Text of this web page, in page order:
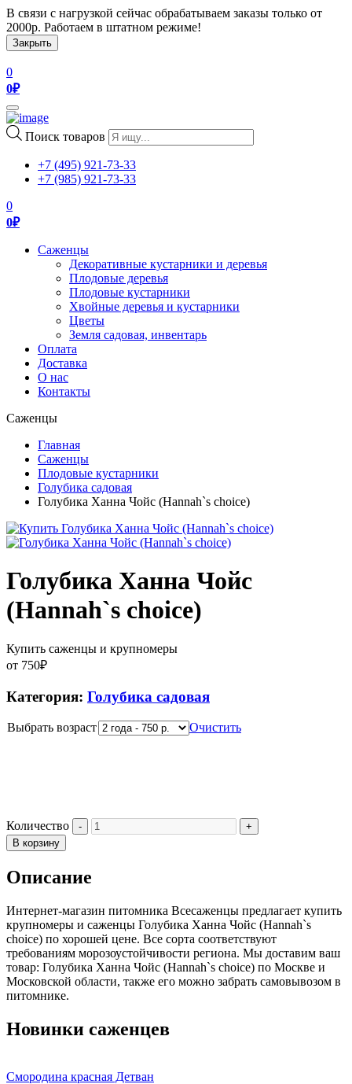
В связи с нагрузкой сейчас обрабатываем заказы только от
2000р. Работаем в штатном режиме!
Закрыть
0
0₽
Toggle
navigation
Поиск товаров
+7 (495) 921-73-33
+7 (985) 921-73-33
0
0₽
Саженцы
Декоративные кустарники и деревья
Плодовые деревья
Плодовые кустарники
Хвойные деревья и кустарники
Цветы
Земля садовая, инвентарь
Оплата
Доставка
О нас
Контакты
Саженцы
Главная
Саженцы
Плодовые кустарники
Голубика садовая
Голубика Ханна Чойс (Hannah`s choice)
Голубика Ханна Чойс
(Hannah`s choice)
Купить саженцы и крупномеры
от 750₽
Категория: Голубика садовая
Выбрать возраст Очистить
Количество
В корзину
Описание
Интернет-магазин питомника Всесаженцы предлагает купить
крупномеры и саженцы Голубика Ханна Чойс (Hannah`s
choice) по хорошей цене. Все сорта соответствуют
требованиям морозоустойчивости региона. Мы доставим ваш
товар: Голубика Ханна Чойс (Hannah`s choice) по Москве и
Московской области, также его можно забрать самовывозом в
питомнике.
Новинки саженцев
Смородина красная Детван